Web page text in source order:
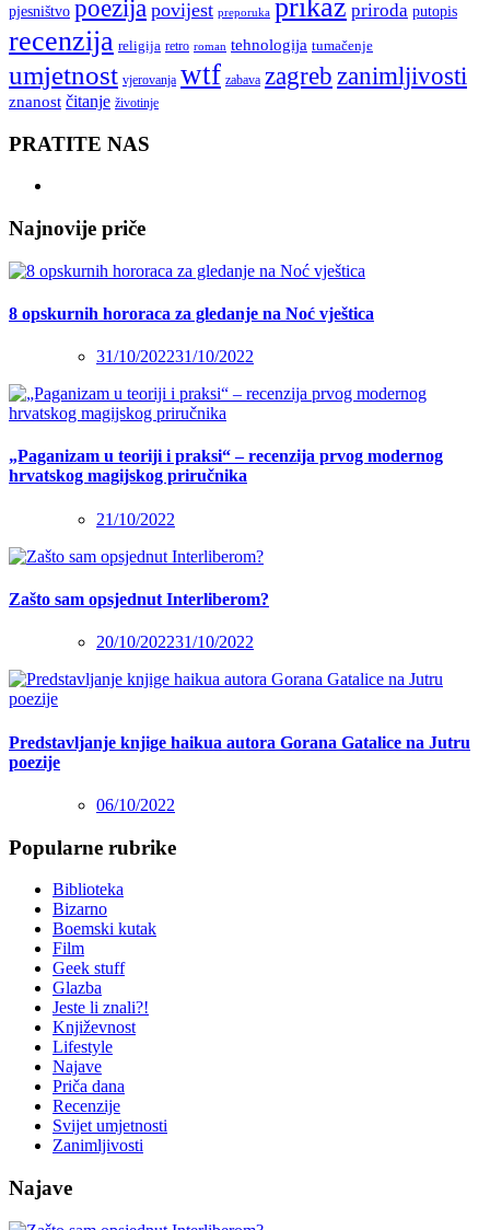
pjesništvo poezija povijest preporuka prikaz priroda putopis
recenzija religija retro roman tehnologija tumačenje
umjetnost vjerovanja wtf zabava zagreb zanimljivosti
znanost čitanje životinje
PRATITE NAS
Najnovije priče
8 opskurnih hororaca za gledanje na Noć vještica
31/10/202231/10/2022
„Paganizam u teoriji i praksi“ – recenzija prvog modernog
hrvatskog magijskog priručnika
21/10/2022
Zašto sam opsjednut Interliberom?
20/10/202231/10/2022
Predstavljanje knjige haikua autora Gorana Gatalice na Jutru
poezije
06/10/2022
Popularne rubrike
Biblioteka
Bizarno
Boemski kutak
Film
Geek stuff
Glazba
Jeste li znali?!
Književnost
Lifestyle
Najave
Priča dana
Recenzije
Svijet umjetnosti
Zanimljivosti
Najave